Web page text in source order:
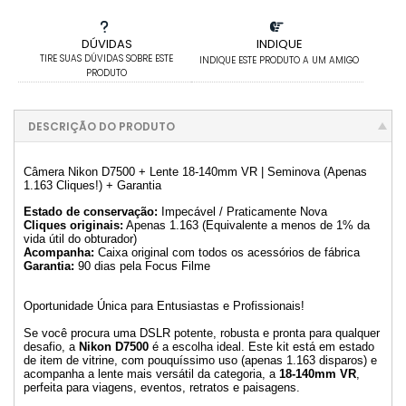
DÚVIDAS
TIRE SUAS DÚVIDAS SOBRE ESTE
PRODUTO
INDIQUE
INDIQUE ESTE PRODUTO A UM AMIGO
DESCRIÇÃO DO PRODUTO
Câmera Nikon D7500 + Lente 18-140mm VR | Seminova (Apenas
1.163 Cliques!) + Garantia
Estado de conservação: Impecável / Praticamente Nova
Cliques originais: Apenas 1.163 (Equivalente a menos de 1% da
vida útil do obturador)
Acompanha: Caixa original com todos os acessórios de fábrica
Garantia: 90 dias pela Focus Filme
Oportunidade Única para Entusiastas e Profissionais!
Se você procura uma DSLR potente, robusta e pronta para qualquer
desafio, a Nikon D7500 é a escolha ideal. Este kit está em estado
de item de vitrine, com pouquíssimo uso (apenas 1.163 disparos) e
acompanha a lente mais versátil da categoria, a 18-140mm VR
perfeita para viagens, eventos, retratos e paisagens.